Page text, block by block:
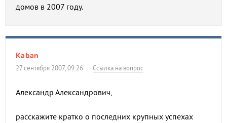
домов в 2007 году.
Kaban
27 сентября 2007, 09:26 Ссылка на вопрос
Александр Александрович,
расскажите кратко о последних крупных успехах